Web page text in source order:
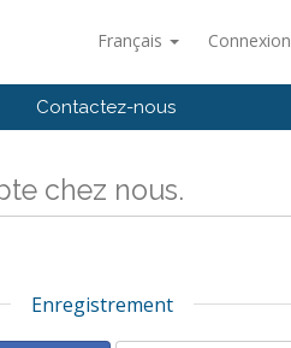
Français Connexion
Contactez-nous
chez nous.
Enregistrement